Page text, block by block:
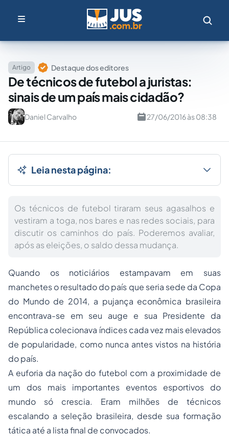
Artigo Destaque dos editores
De técnicos de futebol a juristas:
sinais de um país mais cidadão?
Daniel Carvalho 27/06/2016 às 08:38
Leia nesta página:
Os técnicos de futebol tiraram seus agasalhos e
vestiram a toga, nos bares e nas redes sociais, para
discutir os caminhos do país. Poderemos avaliar,
após as eleições, o saldo dessa mudança.
Quando os noticiários estampavam em suas
manchetes o resultado do país que seria sede da Copa
do Mundo de 2014, a pujança econômica brasileira
encontrava-se em seu auge e sua Presidente da
República colecionava índices cada vez mais elevados
de popularidade, como nunca antes vistos na história
do país.
A euforia da nação do futebol com a proximidade de
um dos mais importantes eventos esportivos do
mundo só crescia. Eram milhões de técnicos
escalando a seleção brasileira, desde sua formação
tática até a lista final de convocados.